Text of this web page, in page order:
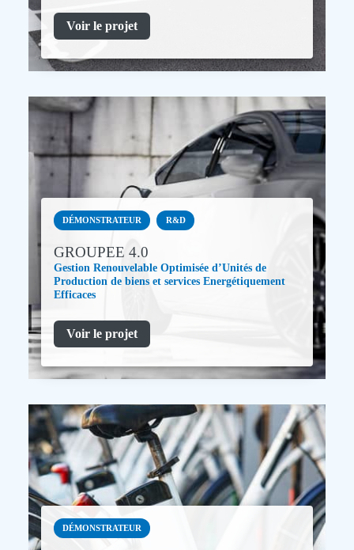
Voir le projet
DÉMONSTRATEUR R&D
GROUPEE 4.0
Gestion Renouvelable Optimisée d’Unités de
Production de biens et services Energétiquement
Efficaces
Voir le projet
DÉMONSTRATEUR